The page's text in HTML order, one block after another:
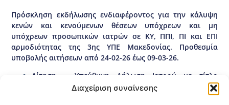
Διαχείριση συναίνεσης
Πρόσκληση εκδήλωσης ενδιαφέροντος για την κάλυψη
κενών και κενούμενων θέσεων υπόχρεων και μη
υπόχρεων προσωπικών ιατρών σε ΚΥ, ΠΠΙ, ΠΙ και ΕΠΙ
αρμοδιότητας της 3ης ΥΠΕ Μακεδονίας. Προθεσμία
υποβολής αιτήσεων από 24-02-26 έως 09-03-26.
Αίτηση – Υπεύθυνη Δήλωση Ιατρού με τίτλο
ειδικότητας Γενικής / Οικογενειακής Ιατρικής ή